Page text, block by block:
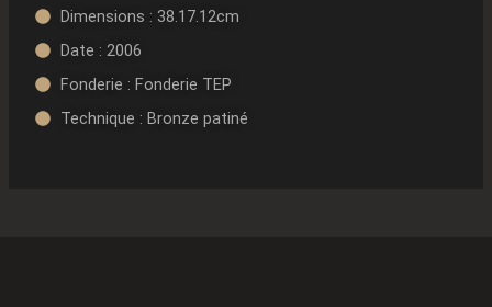
Dimensions : 38.17.12cm
Date : 2006
Fonderie : Fonderie TEP
Technique : Bronze patiné